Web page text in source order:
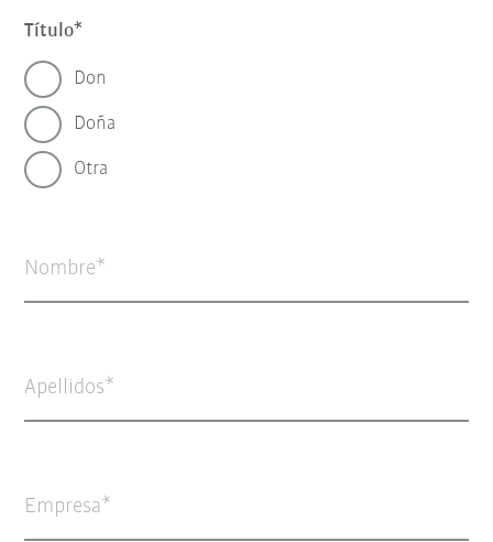
Título
Don
Doña
Otra
Nombre
Apellidos
Empresa